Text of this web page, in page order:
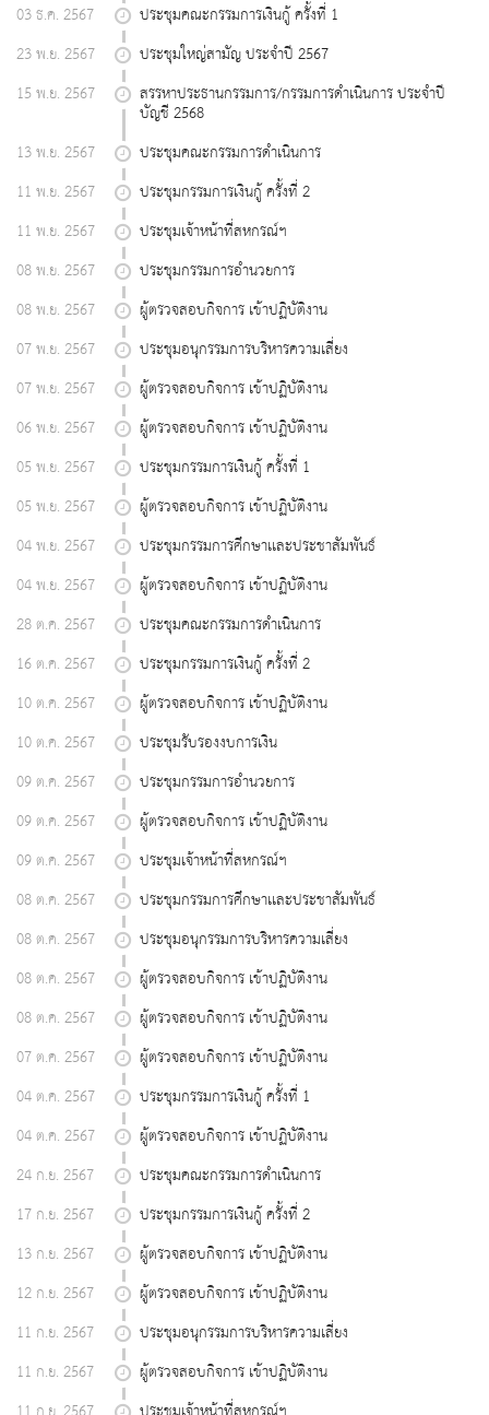
03 ธ.ค. 2567
ประชุมคณะกรรมการเงินกู้ ครั้งที่ 1
23 พ.ย. 2567
ประชุมใหญ่สามัญ ประจำปี 2567
15 พ.ย. 2567
สรรหาประธานกรรมการ/กรรมการดำเนินการ ประจำปี
บัญชี 2568
13 พ.ย. 2567
ประชุมคณะกรรมการดำเนินการ
11 พ.ย. 2567
ประชุมกรรมการเงินกู้ ครั้งที่ 2
11 พ.ย. 2567
ประชุมเจ้าหน้าที่สหกรณ์ฯ
08 พ.ย. 2567
ประชุมกรรมการอำนวยการ
08 พ.ย. 2567
ผู้ตรวจสอบกิจการ เข้าปฏิบัติงาน
07 พ.ย. 2567
ประชุมอนุกรรมการบริหารความเสี่ยง
07 พ.ย. 2567
ผู้ตรวจสอบกิจการ เข้าปฏิบัติงาน
06 พ.ย. 2567
ผู้ตรวจสอบกิจการ เข้าปฏิบัติงาน
05 พ.ย. 2567
ประชุมกรรมการเงินกู้ ครั้งที่ 1
05 พ.ย. 2567
ผู้ตรวจสอบกิจการ เข้าปฏิบัติงาน
04 พ.ย. 2567
ประชุมกรรมการศึกษาเเละประชาสัมพันธ์
04 พ.ย. 2567
ผู้ตรวจสอบกิจการ เข้าปฏิบัติงาน
28 ต.ค. 2567
ประชุมคณะกรรมการดำเนินการ
16 ต.ค. 2567
ประชุมกรรมการเงินกู้ ครั้งที่ 2
10 ต.ค. 2567
ผู้ตรวจสอบกิจการ เข้าปฏิบัติงาน
10 ต.ค. 2567
ประชุมรับรองงบการเงิน
09 ต.ค. 2567
ประชุมกรรมการอำนวยการ
09 ต.ค. 2567
ผู้ตรวจสอบกิจการ เข้าปฏิบัติงาน
09 ต.ค. 2567
ประชุมเจ้าหน้าที่สหกรณ์ฯ
08 ต.ค. 2567
ประชุมกรรมการศึกษาเเละประชาสัมพันธ์
08 ต.ค. 2567
ประชุมอนุกรรมการบริหารความเสี่ยง
08 ต.ค. 2567
ผู้ตรวจสอบกิจการ เข้าปฏิบัติงาน
08 ต.ค. 2567
ผู้ตรวจสอบกิจการ เข้าปฏิบัติงาน
07 ต.ค. 2567
ผู้ตรวจสอบกิจการ เข้าปฏิบัติงาน
04 ต.ค. 2567
ประชุมกรรมการเงินกู้ ครั้งที่ 1
04 ต.ค. 2567
ผู้ตรวจสอบกิจการ เข้าปฏิบัติงาน
24 ก.ย. 2567
ประชุมคณะกรรมการดำเนินการ
17 ก.ย. 2567
ประชุมกรรมการเงินกู้ ครั้งที่ 2
13 ก.ย. 2567
ผู้ตรวจสอบกิจการ เข้าปฏิบัติงาน
12 ก.ย. 2567
ผู้ตรวจสอบกิจการ เข้าปฏิบัติงาน
11 ก.ย. 2567
ประชุมอนุกรรมการบริหารความเสี่ยง
11 ก.ย. 2567
ผู้ตรวจสอบกิจการ เข้าปฏิบัติงาน